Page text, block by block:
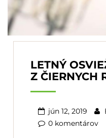
LETNÝ
Z ČIERNYCH
jún 12, 2019
0 komentárov